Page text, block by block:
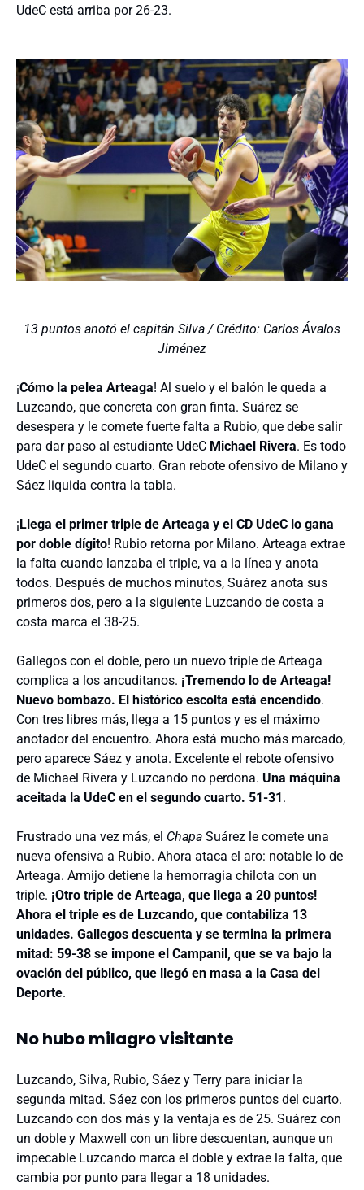
UdeC está arriba por 26-23.
13 puntos anotó el capitán Silva / Crédito: Carlos Ávalos
Jiménez
¡Cómo la pelea Arteaga! Al suelo y el balón le queda a
Luzcando, que concreta con gran finta. Suárez se
desespera y le comete fuerte falta a Rubio, que debe salir
para dar paso al estudiante UdeC Michael Rivera. Es todo
UdeC el segundo cuarto. Gran rebote ofensivo de Milano y
Sáez liquida contra la tabla.
¡Llega el primer triple de Arteaga y el CD UdeC lo gana
por doble dígito! Rubio retorna por Milano. Arteaga extrae
la falta cuando lanzaba el triple, va a la línea y anota
todos. Después de muchos minutos, Suárez anota sus
primeros dos, pero a la siguiente Luzcando de costa a
costa marca el 38-25.
Gallegos con el doble, pero un nuevo triple de Arteaga
complica a los ancuditanos. ¡Tremendo lo de Arteaga!
Nuevo bombazo. El histórico escolta está encendido.
Con tres libres más, llega a 15 puntos y es el máximo
anotador del encuentro. Ahora está mucho más marcado,
pero aparece Sáez y anota. Excelente el rebote ofensivo
de Michael Rivera y Luzcando no perdona. Una máquina
aceitada la UdeC en el segundo cuarto. 51-31.
Frustrado una vez más, el Chapa Suárez le comete una
nueva ofensiva a Rubio. Ahora ataca el aro: notable lo de
Arteaga. Armijo detiene la hemorragia chilota con un
triple. ¡Otro triple de Arteaga, que llega a 20 puntos!
Ahora el triple es de Luzcando, que contabiliza 13
unidades. Gallegos descuenta y se termina la primera
mitad: 59-38 se impone el Campanil, que se va bajo la
ovación del público, que llegó en masa a la Casa del
Deporte.
No hubo milagro visitante
Luzcando, Silva, Rubio, Sáez y Terry para iniciar la
segunda mitad. Sáez con los primeros puntos del cuarto.
Luzcando con dos más y la ventaja es de 25. Suárez con
un doble y Maxwell con un libre descuentan, aunque un
impecable Luzcando marca el doble y extrae la falta, que
cambia por punto para llegar a 18 unidades.